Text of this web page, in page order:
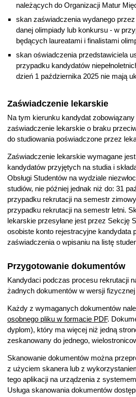
należących do Organizacji Matur
skan zaświadczenia wydanego
danej olimpiady lub konkursu - w
będących laureatami i finalistami
skan oświadczenia przedstawiciela
przypadku kandydatów
dzień 1 października 2025 nie mają
Zaświadczenie lekarskie
Na tym kierunku kandydat zobowiązany
zaświadczenie lekarskie o braku
do studiowania poświadczone przez
Zaświadczenie lekarskie wymagane jest
kandydatów przyjętych na studia i
Obsługi Studentów na wydziale
studiów, nie później jednak niż do: 31
przypadku rekrutacji na semestr
przypadku rekrutacji na semestr letni.
lekarskie przesyłane jest przez Sekcję
osobiste konto rejestracyjne kandydata
zaświadczenia o wpisaniu na listę
Przygotowanie dokumentów
Kandydaci podczas procesu rekrutacji
żadnych dokumentów w wersji
Każdy z wymaganych dokumentów
osobnego pliku w formacie PDF.
dyplom), który ma więcej niż jedną
zeskanowany do jednego,
Skanowanie dokumentów można
z użyciem skanera lub z
tego aplikacji na urządzenia z
Usługa skanowania dokumentów